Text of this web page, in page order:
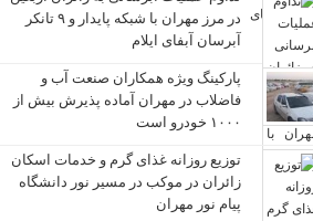
در مرز مهران با شبکه پایدار و ۹ تانکر
آبرسان آبفای ایلام
پارکینگ ویژه همکاران صنعت آب و
فاضلاب در مهران آماده پذیرش بیش از
۱۰۰۰ خودرو است
توزیع روزانه غذای گرم و خدمات اسکان
زائران در موکب در مسیر نور دانشگاه
پیام نور مهران